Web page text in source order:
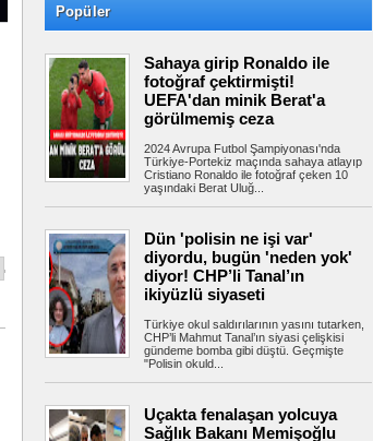
TBMM'de Çocuk Koruma
Kanunu teklifinde 6 madde daha kabul edildi
TBMM Genel Kurulu'nda görüşmeleri süren
Çocuk Koruma Kanunu ile Bazı Kanunlarda...
MGM'den İstanbul için sağanak
yağış uyarısı
veriliyor. Meteoroloji Genel...
Sakarya kıyılarında hareketli
dakikalar: Denizde gizemli İHA bulundu
Sakarya’da cankurtaranlar, kıyıdan 500 metre
açıkta sahipsiz bir İHA tespit...
Popüler
Sahaya girip Ronaldo ile
fotoğraf çektirmişti!
UEFA'dan minik Berat'a
görülmemiş ceza
2024 Avrupa Futbol Şampiyonası'nda
Türkiye-Portekiz maçında sahaya atlayıp
Cristiano Ronaldo ile fotoğraf çeken 10
yaşındaki Berat Uluğ...
Dün 'polisin ne işi var'
diyordu, bugün 'neden yok'
diyor! CHP’li Tanal’ın
ikiyüzlü siyaseti
Türkiye okul saldırılarının yasını tutarken,
CHP’li Mahmut Tanal’ın siyasi çelişkisi
gündeme bomba gibi düştü. Geçmişte
"Polisin okuld...
Uçakta fenalaşan yolcuya
Sağlık Bakanı Memişoğlu